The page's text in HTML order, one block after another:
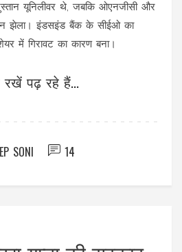
यूनिलीवर थे, जबकि ओएनजीसी और
झेला। इंडसइंड बैंक के सीईओ का
में गिरावट का कारण बना।
रखें पढ़ रहे हैं...
SONI 14